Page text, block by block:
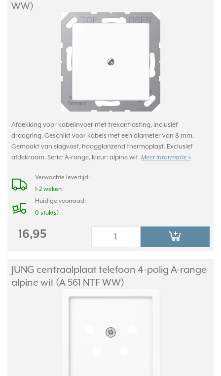
WW)
Afdekking voor kabelinvoer met trekontlasting, inclusief
draagring. Geschikt voor kabels met een diameter van 8 mm.
Gemaakt van slagvast, hoogglanzend thermoplast. Exclusief
afdekraam. Serie: A-range, kleur: alpine wit. Meer informatie »
Verwachte levertijd:
1-2 weken
Huidige voorraad:
0 stuk(s)
16,95 +
-
JUNG centraalplaat telefoon 4-polig A-range
alpine wit (A 561 NTF WW)